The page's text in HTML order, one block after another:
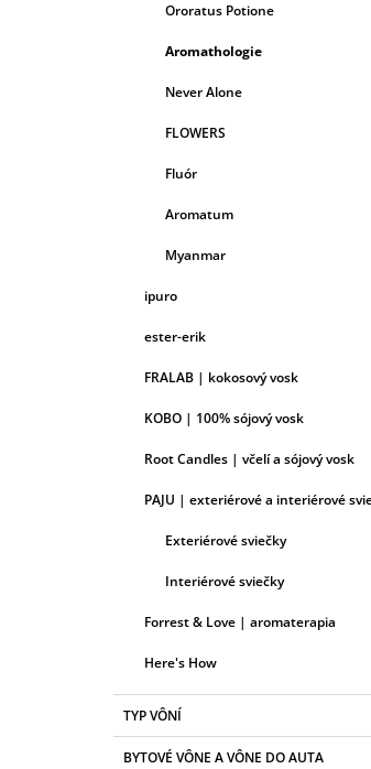
Ororatus Potione
Aromathologie
Never Alone
FLOWERS
Fluór
Aromatum
Myanmar
ipuro
ester-erik
FRALAB | kokosový vosk
KOBO | 100% sójový vosk
Root Candles | včelí a sójový vosk
PAJU | exteriérové a interiérové
Exteriérové sviečky
Interiérové sviečky
Forrest & Love | aromaterapia
Here's How
TYP VÔNÍ
BYTOVÉ VÔNE A VÔNE DO AUTA